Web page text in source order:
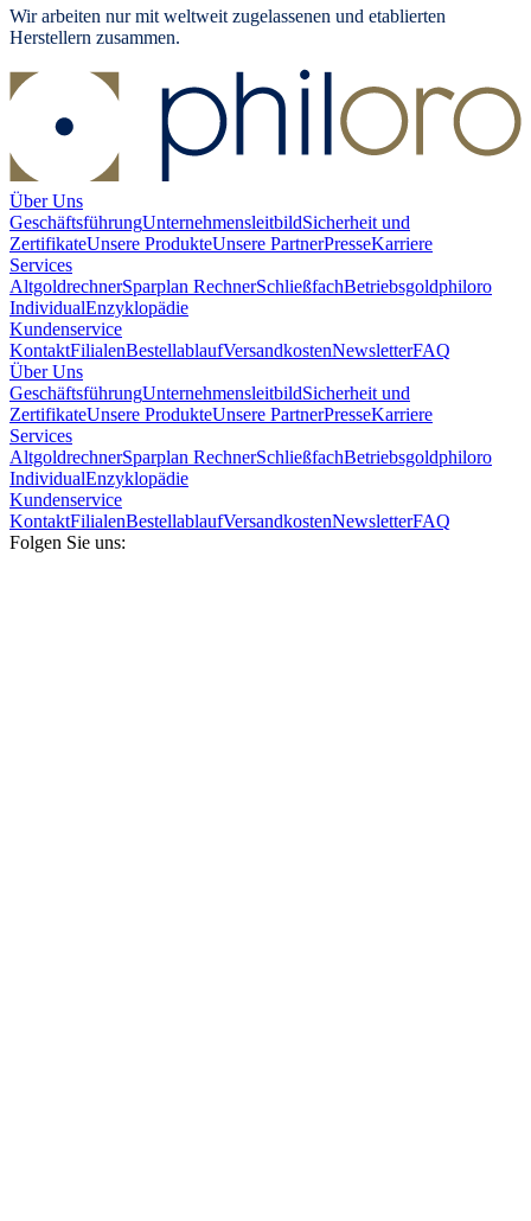
Wir arbeiten nur mit weltweit zugelassenen und etablierten
Herstellern zusammen.
Über Uns
GeschäftsführungUnternehmensleitbildSicherheit und
ZertifikateUnsere ProdukteUnsere PartnerPresseKarriere
Services
AltgoldrechnerSparplan RechnerSchließfachBetriebsgoldphiloro
IndividualEnzyklopädie
Kundenservice
KontaktFilialenBestellablaufVersandkostenNewsletterFAQ
Über Uns
GeschäftsführungUnternehmensleitbildSicherheit und
ZertifikateUnsere ProdukteUnsere PartnerPresseKarriere
Services
AltgoldrechnerSparplan RechnerSchließfachBetriebsgoldphiloro
IndividualEnzyklopädie
Kundenservice
KontaktFilialenBestellablaufVersandkostenNewsletterFAQ
Folgen Sie uns: